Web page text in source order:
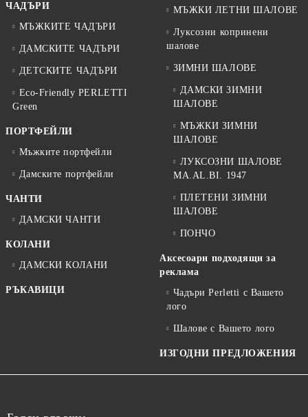
ЧАДЪРИ
МЪЖКИТЕ ЧАДЪРИ
ДАМСКИТЕ ЧАДЪРИ
ДЕТСКИТЕ ЧАДЪРИ
Eco-Friendly PERLETTI
Green
ПОРТФЕЙЛИ
Мъжките портфейли
Дамските портфейли
ЧАНТИ
ДАМСКИ ЧАНТИ
КОЛАНИ
ДАМСКИ КОЛАНИ
РЪКАВИЦИ
МЪЖКИ ЛЕТНИ ШАЛОВЕ
Луксозни копринени
шалове
ЗИМНИ ШАЛОВЕ
ДАМСКИ ЗИМНИ
ШАЛОВЕ
МЪЖКИ ЗИМНИ
ШАЛОВЕ
ЛУКСОЗНИ ШАЛОВЕ
MA.AL.BI. 1947
ПЛЕТЕНИ ЗИМНИ
ШАЛОВЕ
ПОНЧО
Аксесоари подходящи за
реклама
Чадъри Perletti с Вашето
лого
Шалове с Вашето лого
ИЗГОДНИ ПРЕДЛОЖЕНИЯ